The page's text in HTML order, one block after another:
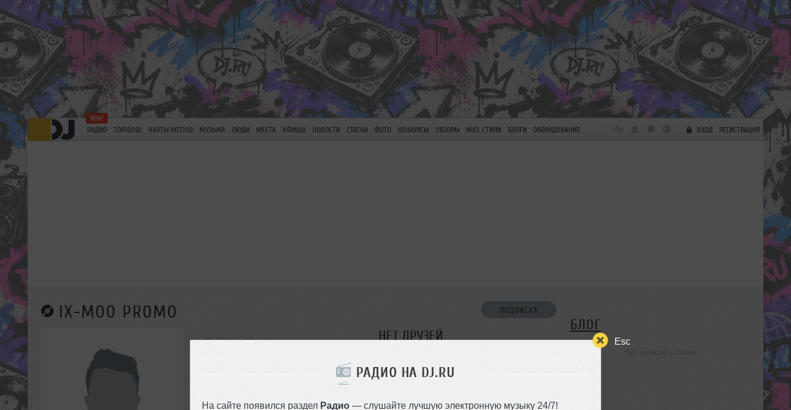
Esc
РАДИО НА DJ.RU
На сайте появился раздел Радио— слушайте лучшую электронную музыку 24/7!
РАДИО TOP100DJ ЧАРТЫ HOT100 МУЗЫКА ЛЮДИ МЕСТА АФИША НОВОСТИ СТАТЬИ ФОТО КОНКУРСЫ ОБЗОРЫ МУЗ. СТИЛИ БЛОГИ ОБОРУДОВАНИЕ ВХОД РЕГИСТРАЦИЯ
IX-MOO PROMO ПОДПИСКА
Россия, Москва НЕТ ДРУЗЕЙ
БЛОГ